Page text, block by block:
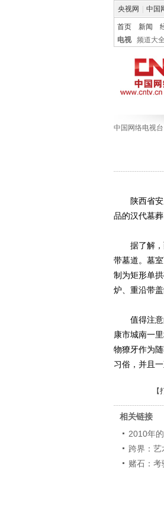
央视网 中国
首页 新闻
电视
频道大全
中国网络电视台
陕西省安康
品的汉代墓
据了解，两
带墓道。墓
制为矩形单
炉、重沿带盖
值得注意的
康市城南一
物獠牙作为
习俗，并且
【
相关链接
2010年
跨界：艺
赌石：考